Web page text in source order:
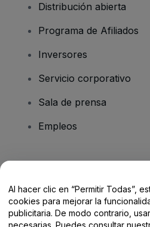
Distribución abierta
Programa de Afiliados
Inversores
Servicio corporativo
Sala de prensa
Empleos
Centro de Ayuda /
Al hacer clic en “Permitir Todas”,
cookies para mejorar la
publicitaria. De modo contrario,
necesarias. Puedes consultar